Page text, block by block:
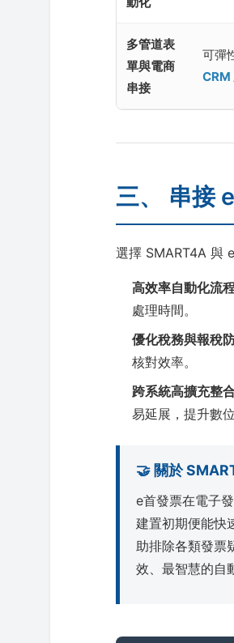
多管道表
單與電商
串接
可彈
CRM
三、 串接
選擇 SMART4A 與
高效率自動化流
處理時間。
優化稅務與報稅
核對效率。
跨系統高擴充整
易延展，提升數
🤝 關於
e首發票在電子
建置初期便能快
助排除各類發票
效、最智慧的自